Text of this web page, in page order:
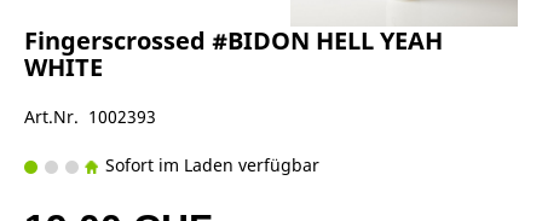
Fingerscrossed #BIDON HELL YEAH
WHITE
Art.Nr. 1002393
Sofort im Laden verfügbar